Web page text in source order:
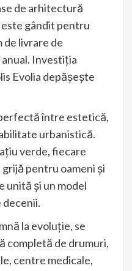
de arhitectură
gândit pentru
de livrare de
Investiția
Evolia depășește
între estetică,
urbanistică.
verde, fiecare
pentru oameni și
unită și un model
la evoluție, se
completă de drumuri,
centre medicale,